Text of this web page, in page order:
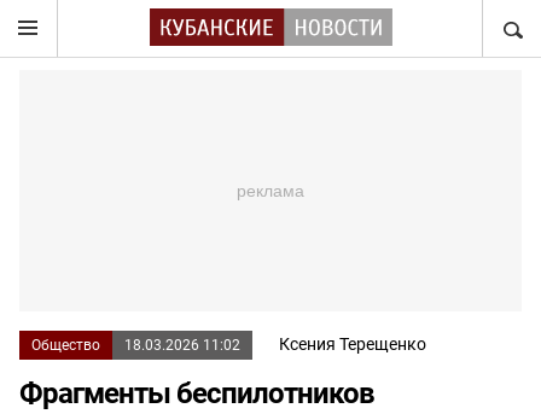
Общество 18.03.2026 11:02 Ксения Терещенко
Фрагменты беспилотников